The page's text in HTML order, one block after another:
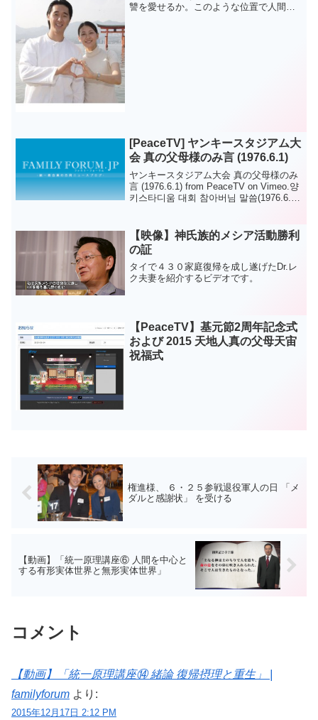
讐を愛せるか。このような位置で人間が
[PeaceTV] ヤンキースタジアム大
会 真の父母様のみ言 (1976.6.1)
ヤンキースタジアム大会 真の父母様のみ
言 (1976.6.1) from PeaceTV on Vimeo.양
키스타디움 대회 참아버님 말씀(1976.6.1)
【映像】神氏族的メシア活動勝利
の証
タイで４３０家庭復帰を成し遂げたDr.レ
ク夫妻を紹介するビデオです。
【PeaceTV】基元節2周年記念式
および 2015 天地人真の父母天宙
祝福式
権進様、 ６・２５参戦退役軍人の日 「メ
ダルと感謝状」 を受ける
【動画】「統一原理講座⑥ 人間を中心と
する有形実体世界と無形実体世界」
コメント
【動画】「統一原理講座⑭ 緒論 復帰摂理と重生」 |
familyforum より:
2015年12月17日 2:12 PM